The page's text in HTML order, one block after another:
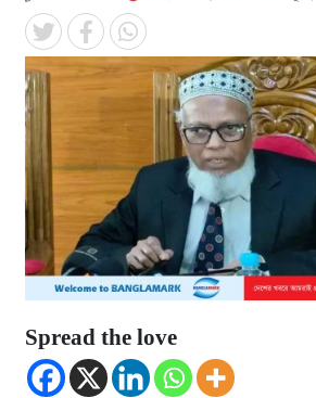
Spread the love